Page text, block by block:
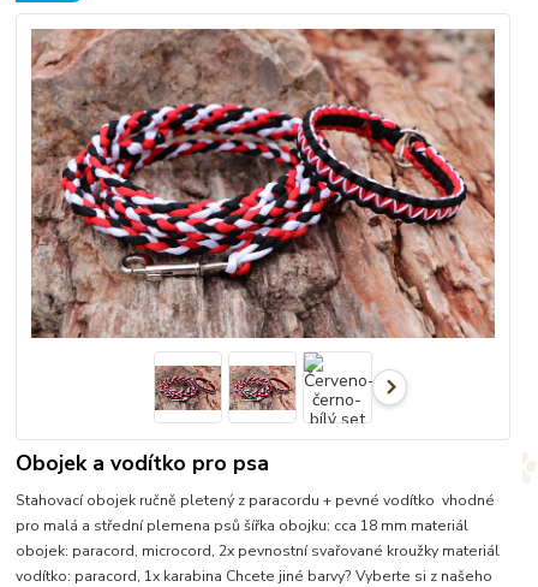
Obojek a vodítko pro psa
Stahovací obojek ručně pletený z paracordu + pevné vodítko vhodné
pro malá a střední plemena psů šířka obojku: cca 18 mm materiál
obojek: paracord, microcord, 2x pevnostní svařované kroužky materiál
vodítko: paracord, 1x karabina Chcete jiné barvy? Vyberte si z našeho